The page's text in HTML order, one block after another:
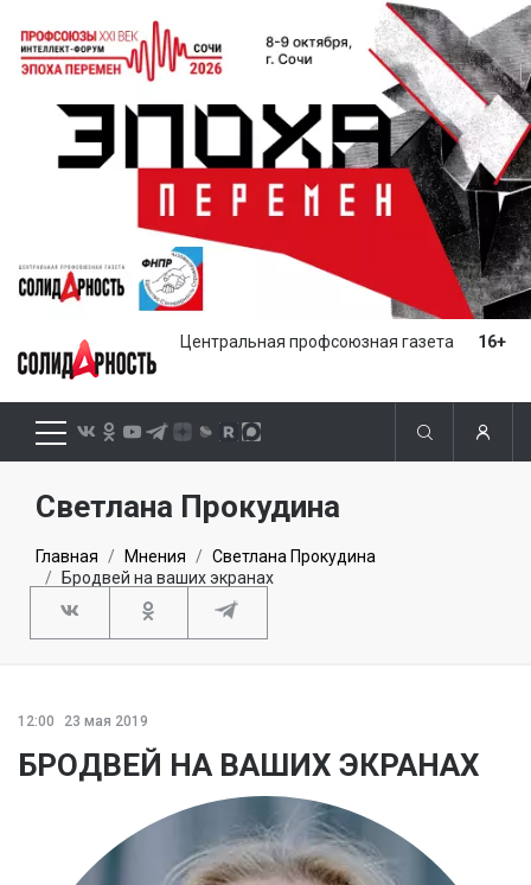
Центральная профсоюзная газета 16+
Светлана Прокудина
Главная Мнения
Светлана Прокудина
Бродвей на ваших экранах
12:00 23 мая 2019
БРОДВЕЙ НА ВАШИХ ЭКРАНАХ